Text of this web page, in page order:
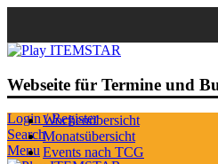
Webseite für Termine und
Login / Register
Search
Menu
Wochenübersicht
Monatsübersicht
Events nach TCG